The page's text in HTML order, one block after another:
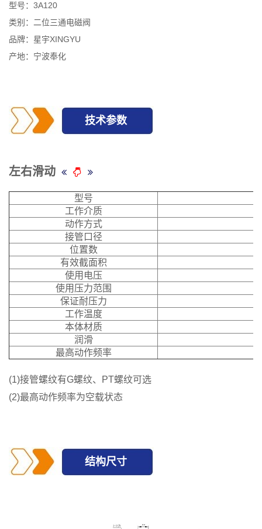
型号：3A120
类别：二位三通电磁阀
品牌：星宇XINGYU
产地：宁波奉化
技术参数
左右滑动
型号
工作介质
动作方式
接管口径
位置数
有效截面积
使用电压
使用压力范围
保证耐压力
工作温度
本体材质
润滑
最高动作频率
(1)接管螺纹有G螺纹、PT螺纹可选
(2)最高动作频率为空载状态
结构尺寸